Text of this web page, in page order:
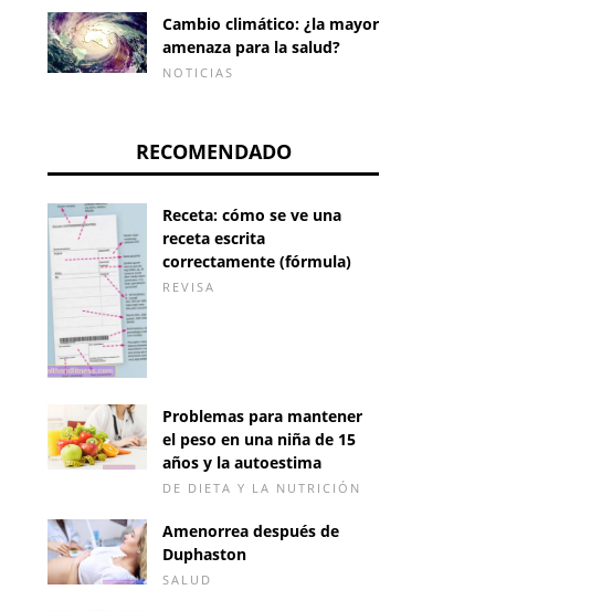
Cambio climático: ¿la mayor
amenaza para la salud?
NOTICIAS
RECOMENDADO
Receta: cómo se ve una
receta escrita
correctamente (fórmula)
REVISA
Problemas para mantener
el peso en una niña de 15
años y la autoestima
DE DIETA Y LA NUTRICIÓN
Amenorrea después de
Duphaston
SALUD